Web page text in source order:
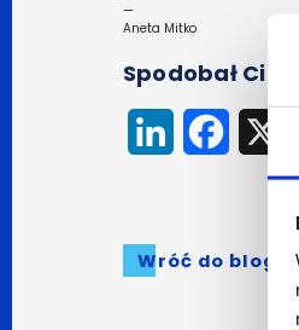
—
Aneta Mitko
Spodobał Ci
LinkedIn
Wróć do bloga